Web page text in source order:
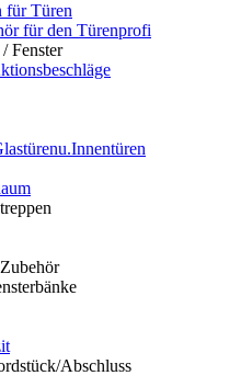
für Türen
für den Türenprofi
Fenster
Abschluss